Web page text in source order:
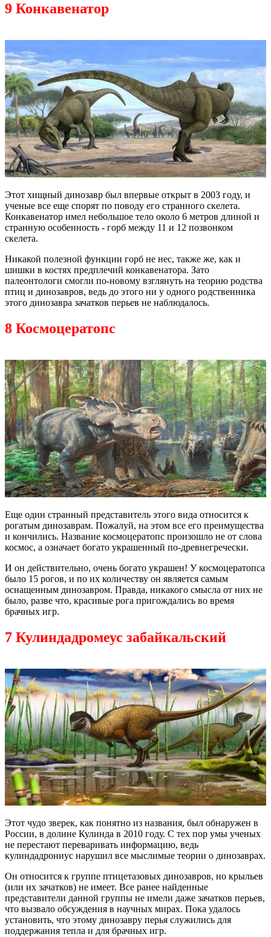
9 Конкавенатор
Этот хищный динозавр был впервые открыт в 2003 году, и
ученые все еще спорят по поводу его странного скелета.
Конкавенатор имел небольшое тело около 6 метров длиной и
странную особенность - горб между 11 и 12 позвонком
скелета.
Никакой полезной функции горб не нес, также же, как и
шишки в костях предплечий конкавенатора. Зато
палеонтологи смогли по-новому взглянуть на теорию родства
птиц и динозавров, ведь до этого ни у одного родственника
этого динозавра зачатков перьев не наблюдалось.
8 Космоцератопс
Еще один странный представитель этого вида относится к
рогатым динозаврам. Пожалуй, на этом все его преимущества
и кончились. Название космоцератопс произошло не от слова
космос, а означает богато украшенный по-древнегречески.
И он действительно, очень богато украшен! У космоцератопса
было 15 рогов, и по их количеству он является самым
оснащенным динозавром. Правда, никакого смысла от них не
было, разве что, красивые рога пригождались во время
брачных игр.
7 Кулиндадромеус забайкальский
Этот чудо зверек, как понятно из названия, был обнаружен в
России, в долине Кулинда в 2010 году. С тех пор умы ученых
не перестают переваривать информацию, ведь
кулиндадрониус нарушил все мыслимые теории о динозаврах.
Он относится к группе птицетазовых динозавров, но крыльев
(или их зачатков) не имеет. Все ранее найденные
представители данной группы не имели даже зачатков перьев,
что вызвало обсуждения в научных мирах. Пока удалось
установить, что этому динозавру перья служились для
поддержания тепла и для брачных игр.